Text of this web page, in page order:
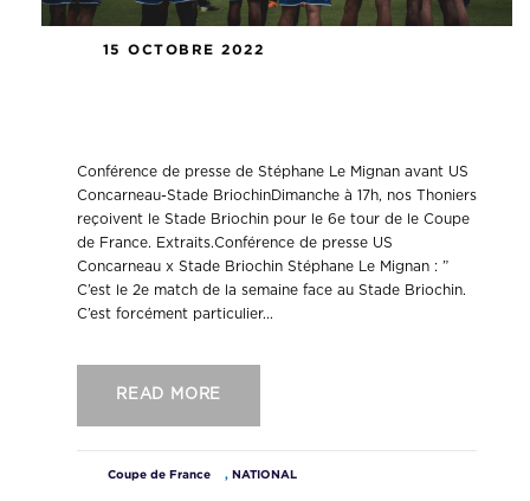
15 OCTOBRE 2022
Conférence de presse de Stéphane Le Mignan avant US
Concarneau-Stade BriochinDimanche à 17h, nos Thoniers
reçoivent le Stade Briochin pour le 6e tour de le Coupe
de France. Extraits.Conférence de presse US
Concarneau x Stade Briochin Stéphane Le Mignan : ”
C’est le 2e match de la semaine face au Stade Briochin.
C’est forcément particulier...
READ MORE
Coupe de France , NATIONAL